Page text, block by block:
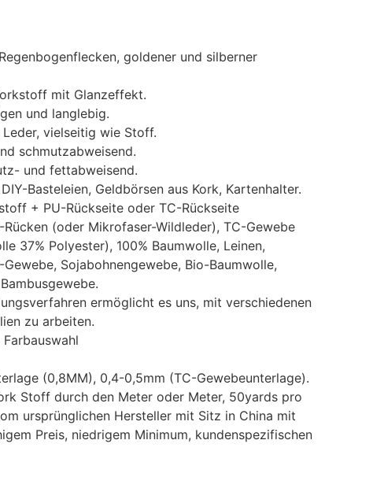
goldener und silberner
mit Glanzeffekt.
und langlebig.
vielseitig wie Stoff.
schmutzabweisend.
und fettabweisend.
Basteleien, Geldbörsen aus Kork, Kartenhalter.
+ PU-Rückseite oder TC-Rückseite
Rücken (oder Mikrofaser-Wildleder), TC-Gewebe
37% Polyester), 100% Baumwolle, Leinen,
Sojabohnengewebe, Bio-Baumwolle,
ermöglicht es uns, mit verschiedenen
zu arbeiten.
(0,8MM), 0,4-0,5mm (TC-Gewebeunterlage).
Stoff durch den Meter oder Meter, 50yards pro
ursprünglichen Hersteller mit Sitz in China mit
Preis, niedrigem Minimum, kundenspezifischen